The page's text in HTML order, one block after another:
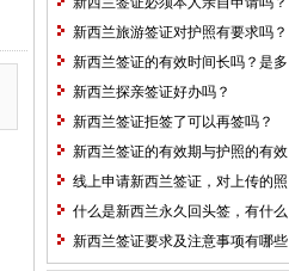
新西兰旅游签证对护照有要求吗？
新西兰签证的有效时间长吗？是多
久？
新西兰探亲签证好办吗？
新西兰签证拒签了可以再签吗？
新西兰签证的有效期与护照的有效
期有关吗？
线上申请新西兰签证，对上传的照
片有哪些要求？
什么是新西兰永久回头签，有什么
好处，如何获得永久回头签证？
新西兰签证要求及注意事项有哪些